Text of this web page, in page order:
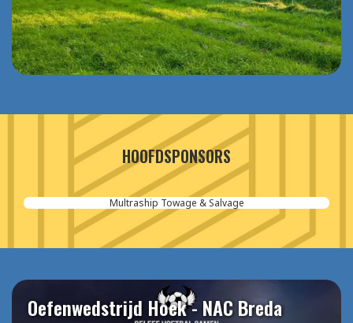
HOOFDSPONSORS
Multraship Towage & Salvage
Oefenwedstrijd Hoek - NAC Breda